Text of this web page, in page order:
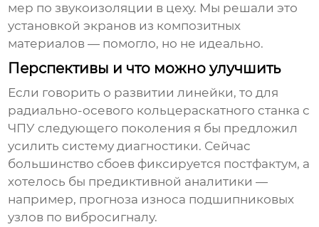
мер по звукоизоляции в цеху. Мы решали это
установкой экранов из композитных
материалов — помогло, но не идеально.
Перспективы и что можно улучшить
Если говорить о развитии линейки, то для
радиально-осевого кольцераскатного станка с
ЧПУ следующего поколения я бы предложил
усилить систему диагностики. Сейчас
большинство сбоев фиксируется постфактум, а
хотелось бы предиктивной аналитики —
например, прогноза износа подшипниковых
узлов по вибросигналу.